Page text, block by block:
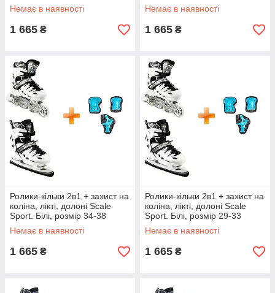
Немає в наявності
1 665 ₴
Немає в наявності
1 665 ₴
Ролики-кільки 2в1 + захист на
коліна, лікті, долоні Scale
Sport. Білі, розмір 34-38
Немає в наявності
1 665 ₴
Ролики-кільки 2в1 + захист на
коліна, лікті, долоні Scale
Sport. Білі, розмір 29-33
Немає в наявності
1 665 ₴